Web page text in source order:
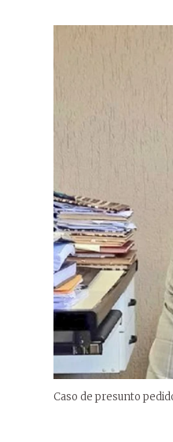
Caso de presunto